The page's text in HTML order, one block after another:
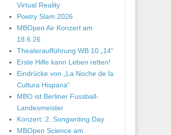
Virtual Reality
Poetry Slam 2026
MBOpen Air Konzert am
18.6.26
Theateraufführung WB 10 „14“
Erste Hilfe kann Leben retten!
Eindrücke von „La Noche de la
Cultura Hispana“
MBO ist Berliner Fussball-
Landesmeister
Konzert: 2. Songwriting Day
MBOpen Science am